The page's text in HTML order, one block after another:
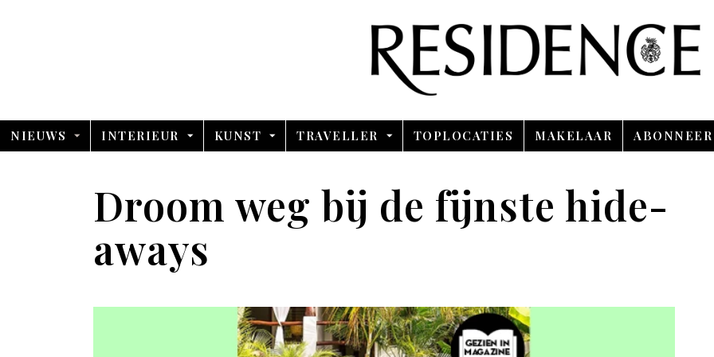
NIEUWS INTERIEUR KUNST TRAVELLER TOPLOCATIES MAKELAAR ABONNEER
Droom weg bij de fijnste hide-
aways